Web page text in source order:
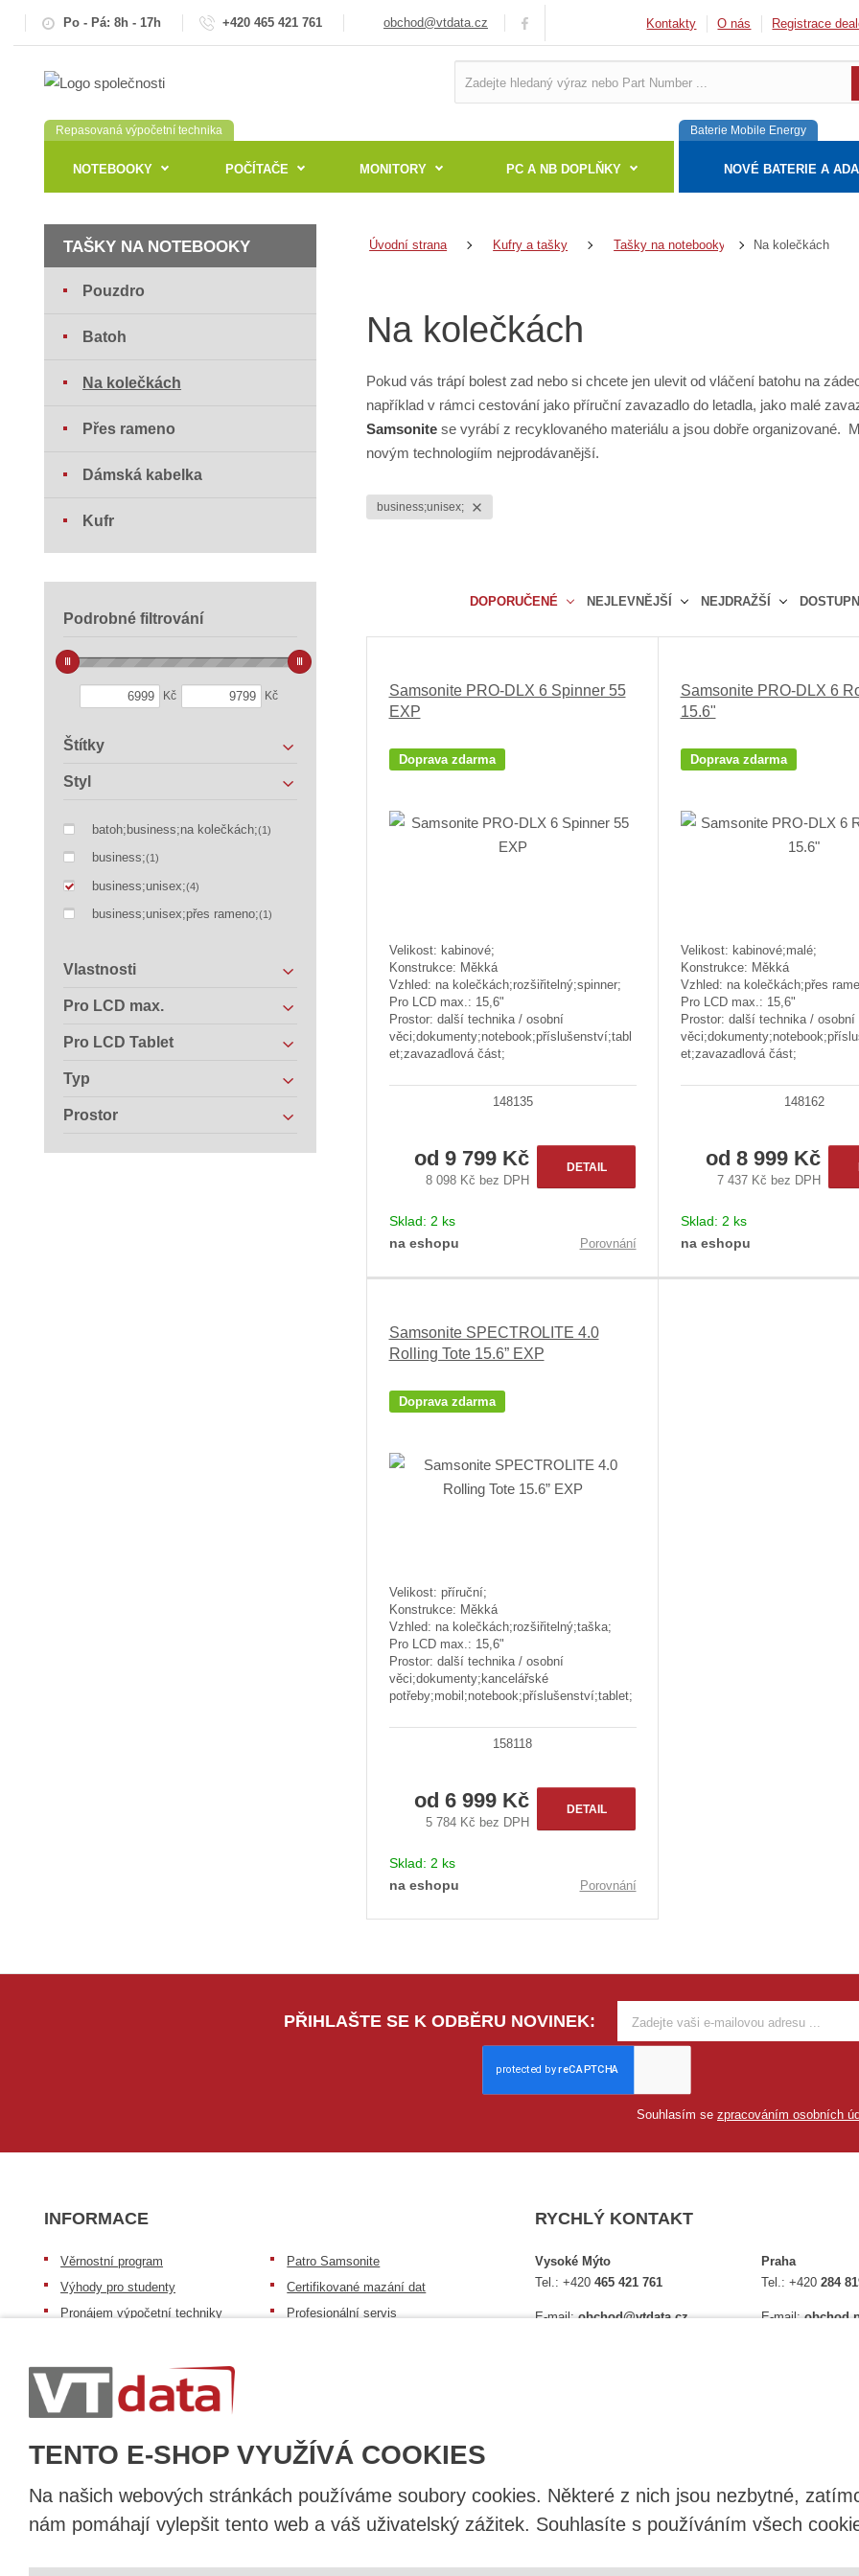
TENTO E-SHOP VYUŽÍVÁ COOKIES
Na našich webových stránkách používáme soubory cookies. Některé z nich jsou nezbytné,
nám pomáhají vylepšit tento web a váš uživatelský zážitek. Souhlasíte s používáním všech
Po - Pá: 8h - 17h +420 465 421 761 obchod@vtdata.cz Kontakty O nás Registrace
Repasovaná výpočetní technika
NOTEBOOKY POČÍTAČE MONITORY PC A NB DOPLŇKY
Baterie Mobile Energy
NOVÉ BATERIE A
Úvodní strana Kufry a tašky Tašky na notebooky Na kolečkách
Na kolečkách
Pokud vás trápí bolest zad nebo si chcete jen ulevit od vláčení batohu na
například v rámci cestování jako příruční zavazadlo do letadla, jako malé
Samsonite se vyrábí z recyklovaného materiálu a jsou dobře organizované.
novým technologiím nejprodávanější.
business;unisex;
DOPORUČENÉ NEJLEVNĚJŠÍ NEJDRAŽŠÍ
e
d
u
Samsonite PRO-DLX 6 Spinner 55
EXP
Doprava zdarma
Velikost: kabinové;
Konstrukce: Měkká
Vzhled: na kolečkách;rozšiřitelný;spinner;
Pro LCD max.: 15,6"
Prostor: další technika / osobní
věci;dokumenty;notebook;příslušenství;tabl
et;zavazadlová část;
148135
od9 799 Kč
8 098 Kč bez DPH
DETAIL
Sklad: 2 ks
na eshopu
Porovnání
Samsonite PRO-DLX 6
15.6"
Doprava zdarma
Velikost: kabinové;malé;
Konstrukce: Měkká
Vzhled: na kolečkách;přes
Pro LCD max.: 15,6"
Prostor: další technika / osobní
et;zavazadlová část;
148162
od8 999 Kč
7 437 Kč bez DPH
Sklad: 2 ks
na eshopu
Samsonite SPECTROLITE 4.0
Rolling Tote 15.6” EXP
Doprava zdarma
Velikost: příruční;
Konstrukce: Měkká
Vzhled: na kolečkách;rozšiřitelný;taška;
Pro LCD max.: 15,6"
Prostor: další technika / osobní
věci;dokumenty;kancelářské
potřeby;mobil;notebook;příslušenství;tablet;
158118
od6 999 Kč
5 784 Kč bez DPH
DETAIL
Sklad: 2 ks
na eshopu
Porovnání
TAŠKY NA NOTEBOOKY
Pouzdro
Batoh
Na kolečkách
Přes rameno
Dámská kabelka
Kufr
Podrobné filtrování
Kč Kč
Štítky
Styl
batoh;business;na kolečkách;(1)
business;(1)
business;unisex;(4)
business;unisex;přes rameno;(1)
Vlastnosti
Pro LCD max.
Pro LCD Tablet
Typ
Prostor
PŘIHLAŠTE SE K ODBĚRU NOVINEK:
Souhlasím se zpracováním osobních
INFORMACE
Věrnostní program
Výhody pro studenty
Pronájem výpočetní techniky
Patro repasovaná výpočetní
technika
Patro baterie mobile energy
Patro Samsonite
Certifikované mazání dat
Profesionální servis
RYCHLÝ KONTAKT
Vysoké Mýto
Tel.:+420465 421 761
E-mail:obchod@vtdata.cz
Praha
Tel.:+420284
E-mail: